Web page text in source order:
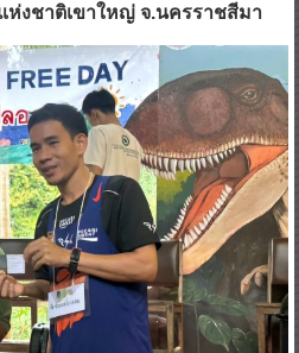
งชาติเขาใหญ่ จ.นครราชสีมา